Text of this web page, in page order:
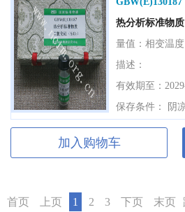
热分析标准物质
量值： 相变温
描述：
有效期至：
保存条件： 阴
加入购物车
首页 上页 1 2 3 下页 末页